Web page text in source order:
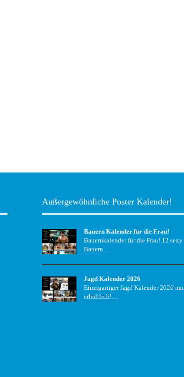
Außergewöhnliche Poster Kalender!
Bauern Kalender für die Frau!
Bauernkalender für die Frau! 12 sexy
Bauern…
Jagd Kalender 2026
Einzigartiger Jagd Kalender 2026
erhältlich!…